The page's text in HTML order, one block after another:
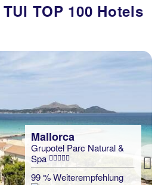
TOP 100 Hotels
Mallorca
Grupotel Parc Natural &
Spa
99 % Weiterempfehlung